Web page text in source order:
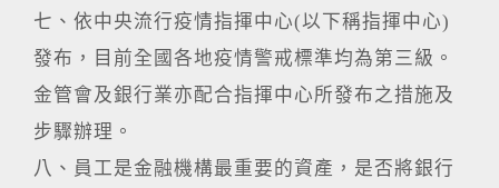
七、依中央流行疫情指揮中心(以下稱指揮中心)
發布，目前全國各地疫情警戒標準均為第三級。
金管會及銀行業亦配合指揮中心所發布之措施及
步驟辦理。
八、員工是金融機構最重要的資產，是否將銀行